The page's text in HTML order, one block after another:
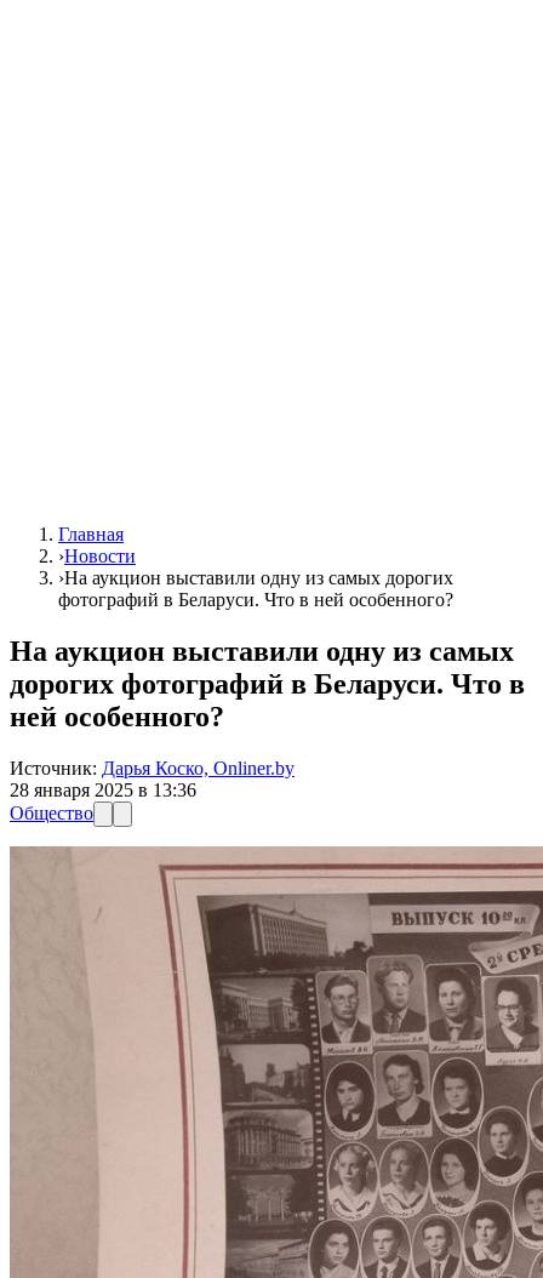
Главная
›Новости
›На аукцион выставили одну из самых дорогих
фотографий в Беларуси. Что в ней особенного?
На аукцион выставили одну из самых
дорогих фотографий в Беларуси. Что в
ней особенного?
Источник: Дарья Коско, Onliner.by
28 января 2025 в 13:36
Общество